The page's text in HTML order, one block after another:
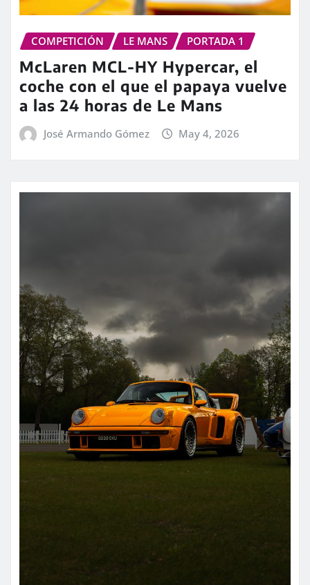
COMPETICIÓN LE MANS PORTADA 1
McLaren MCL-HY Hypercar, el
coche con el que el papaya vuelve
a las 24 horas de Le Mans
José Armando Gómez May 4, 2026